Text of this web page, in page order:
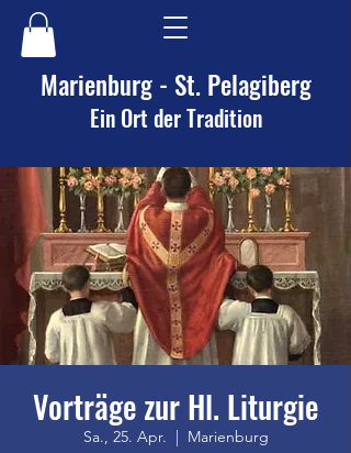
Marienburg - St. Pelagiberg
Ein Ort der Tradition
Vorträge zur Hl. Liturgie
Sa., 25. Apr.
  |
Marienburg